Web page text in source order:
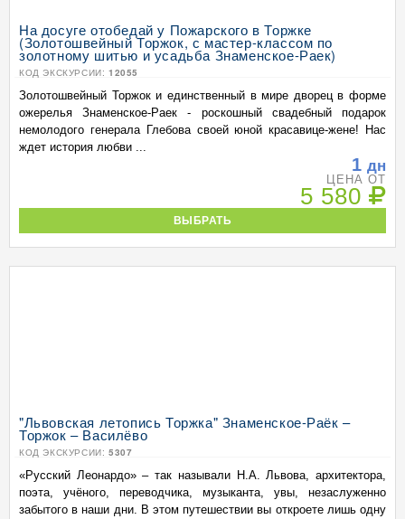
На досуге отобедай у Пожарского в Торжке
(Золотошвейный Торжок, с мастер-классом по
золотному шитью и усадьба Знаменское-Раек)
КОД ЭКСКУРСИИ: 12055
Золотошвейный Торжок и единственный в мире дворец в форме
ожерелья Знаменское-Раек - роскошный свадебный подарок
немолодого генерала Глебова своей юной красавице-жене! Нас
ждет история любви ...
1 дн
ЦЕНА ОТ
5 580
ВЫБРАТЬ
"Львовская летопись Торжка" Знаменское-Раёк –
Торжок – Василёво
КОД ЭКСКУРСИИ: 5307
«Русский Леонардо» – так называли Н.А. Львова, архитектора,
поэта, учёного, переводчика, музыканта, увы, незаслуженно
забытого в наши дни. В этом путешествии вы откроете лишь одну